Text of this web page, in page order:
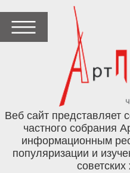
Веб сайт представляет
частного собрания
информационным
популяризации и